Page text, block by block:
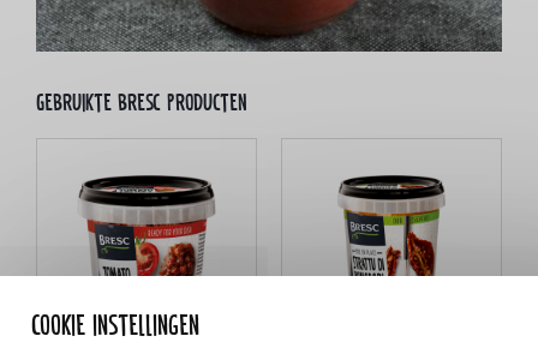
Cookie instellingen
Gebruikte bresc producten